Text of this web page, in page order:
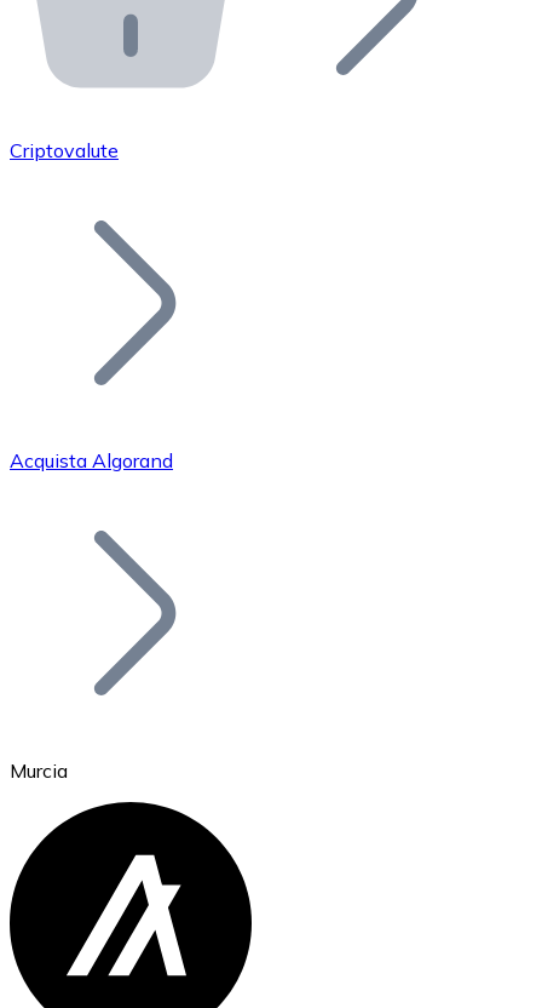
API Bitnovo
Integra la nostra API nel tuo ecosistema.
Unisciti alla nostra rete di rivenditori e
Aggiungi il token del tuo progetto al nostro servizio di
Bitcoin
Ethereum
ETH
Criptovalute
Acquista Algorand
Murcia